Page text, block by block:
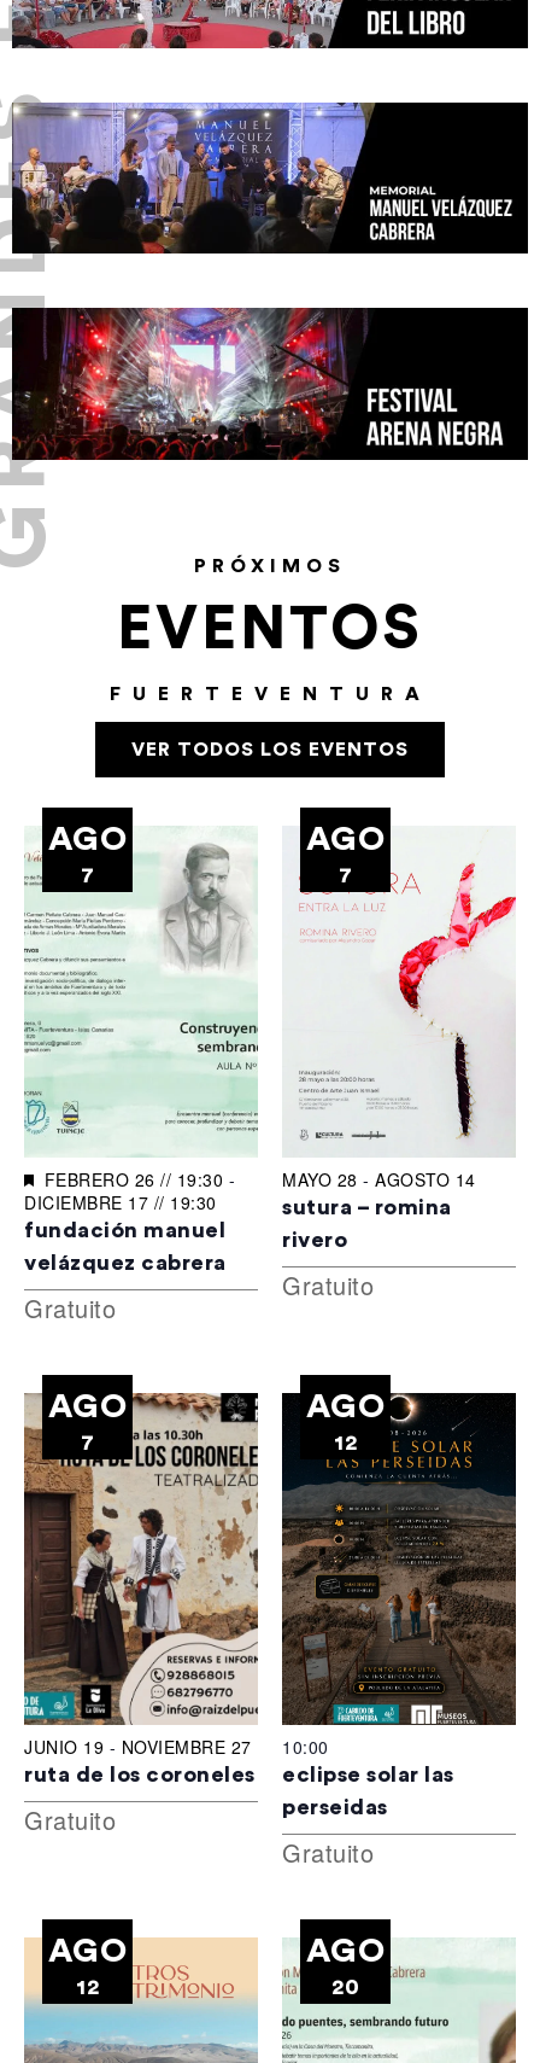
PRÓXIMOS
EVENTOS
FUERTEVENTURA
VER TODOS LOS EVENTOS
AGO
7
FEBRERO 26 // 19:30 -
DICIEMBRE 17 // 19:30
fundación manuel
velázquez cabrera
Gratuito
AGO
7
MAYO 28 - AGOSTO 14
sutura – romina
rivero
Gratuito
AGO
7
JUNIO 19 - NOVIEMBRE 27
ruta de los coroneles
Gratuito
AGO
12
10:00
eclipse solar las
perseidas
Gratuito
AGO
12
AGO
20